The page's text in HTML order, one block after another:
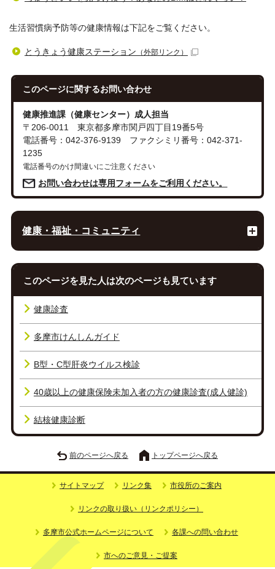
生活習慣病予防等の健康情報は下記をご覧ください。
とうきょう健康ステーション （外部リンク）
このページに関するお問い合わせ
健康推進課（健康センター）成人担当
〒206-0011 東京都多摩市関戸四丁目19番5号
電話番号：042-376-9139 ファクシミリ番号：042-371-
1235
電話番号のかけ間違いにご注意ください
お問い合わせは専用フォームをご利用ください。
健康・福祉・コミュニティ
このページを見た人は次のページも見ています
健康診査
多摩市けんしんガイド
B型・C型肝炎ウイルス検診
40歳以上の健康保険未加入者の方の健康診査(成人健診)
結核健康診断
前のページへ戻る トップページへ戻る
サイトマップ リンク集 市役所のご案内
リンクの取り扱い（リンクポリシー）
多摩市公式ホームページについて 各課への問い合わせ
市へのご意見・ご提案